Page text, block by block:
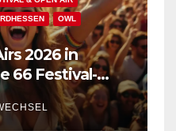
OWL
2026 in
66 Festival-